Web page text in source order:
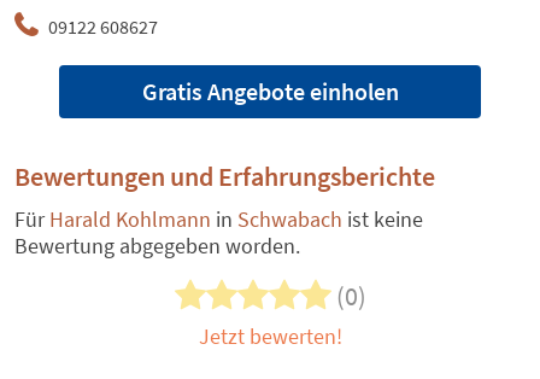
09122 608627
Gratis Angebote einholen
Bewertungen und Erfahrungsberichte
FürHarald Kohlmann in Schwabach ist keine
Bewertung abgegeben worden.
(0)
Jetzt bewerten!